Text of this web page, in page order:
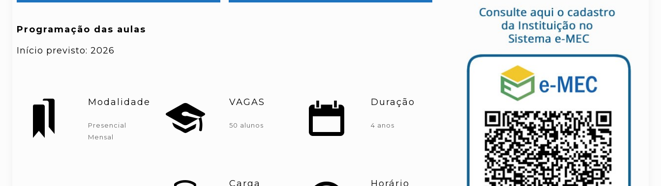
Programação das aulas
Início previsto: 2026
Modalidade
Presencial
Mensal
VAGAS
50 alunos
Duração
4 anos
Carga
Horário